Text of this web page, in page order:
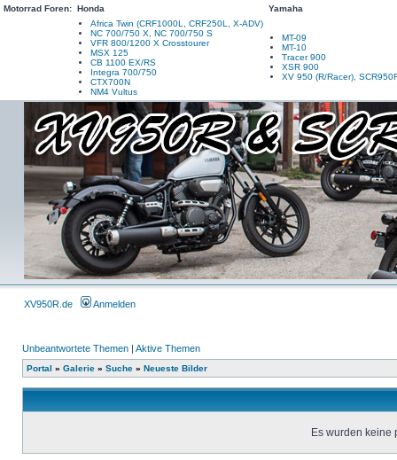
Motorrad Foren: Honda
Yamaha
Africa Twin (CRF1000L, CRF250L, X-ADV)
NC 700/750 X, NC 700/750 S
VFR 800/1200 X Crosstourer
MSX 125
CB 1100 EX/RS
Integra 700/750
CTX700N
NM4 Vultus
MT-09
MT-10
Tracer 900
XSR 900
XV 950 (R/Racer),
XV950R.de Anmelden
Unbeantwortete Themen | Aktive Themen
Portal » Galerie » Suche » Neueste Bilder
Es wurden keine